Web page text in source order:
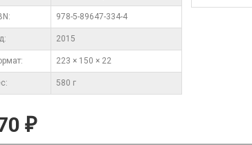
978-5-89647-334-4
2015
223 × 150 × 22
580 г
₽